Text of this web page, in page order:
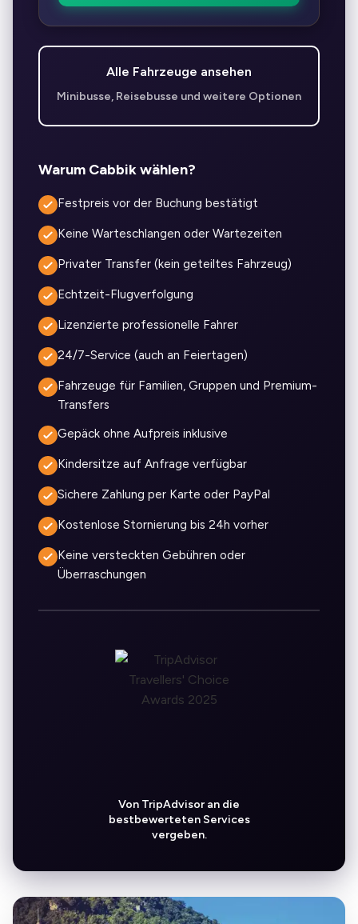
Alle Fahrzeuge ansehen
Minibusse, Reisebusse und weitere Optionen
Warum Cabbik wählen?
Festpreis vor der Buchung bestätigt
Keine Warteschlangen oder Wartezeiten
Privater Transfer (kein geteiltes Fahrzeug)
Echtzeit-Flugverfolgung
Lizenzierte professionelle Fahrer
24/7-Service (auch an Feiertagen)
Fahrzeuge für Familien, Gruppen und Premium-
Transfers
Gepäck ohne Aufpreis inklusive
Kindersitze auf Anfrage verfügbar
Sichere Zahlung per Karte oder PayPal
Kostenlose Stornierung bis 24h vorher
Keine versteckten Gebühren oder
Überraschungen
Von TripAdvisor an die
bestbewerteten Services
vergeben.